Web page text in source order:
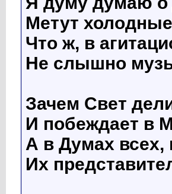
Метут
Что ж, в
Не слышно
Зачем Свет
И побеждает в
А в Думах всех,
Их